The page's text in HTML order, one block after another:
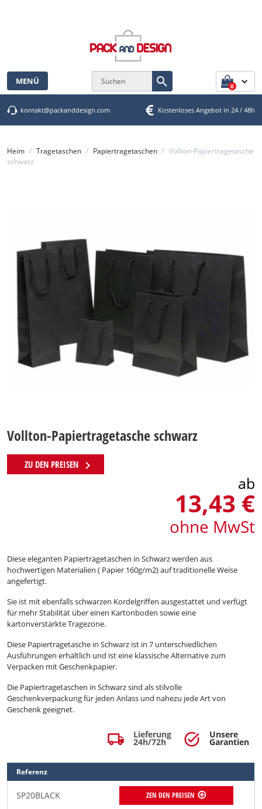
 0
MENÜ
kontakt@packanddesign.com Kostenloses Angebot in 24 / 48h
Heim Tragetaschen Papiertragetaschen
Vollton-Papiertragetasche
schwarz
Vollton-Papiertragetasche schwarz
ZU DEN PREISEN chevron_right
ab
13,43 €
ohne MwSt
Diese eleganten Papiertragetaschen in Schwarz werden aus
hochwertigen Materialien ( Papier 160g/m2) auf traditionelle Weise
angefertigt.
Sie ist mit ebenfalls schwarzen Kordelgriffen ausgestattet und verfügt
für mehr Stabilität über einen Kartonboden sowie eine
kartonverstärkte Tragezone.
Diese Papiertragetasche in Schwarz ist in 7 unterschiedlichen
Ausführungen erhältlich und ist eine klassische Alternative zum
Verpacken mit Geschenkpapier.
Die Papiertragetaschen in Schwarz sind als stilvolle
Geschenkverpackung für jeden Anlass und nahezu jede Art von
Geschenk geeignet.
local_shipping Lieferung
24h/72h task_alt Unsere
Garantien
Referenz
SP20BLACK ZEN DEN PREISEN